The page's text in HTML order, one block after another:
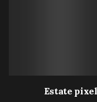
Estate